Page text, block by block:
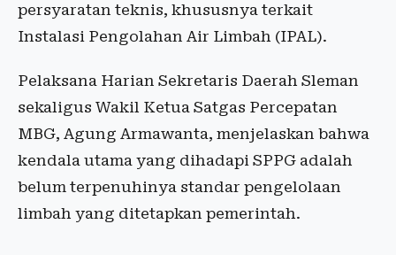
persyaratan teknis, khususnya terkait
Instalasi Pengolahan Air Limbah (IPAL).
Pelaksana Harian Sekretaris Daerah Sleman
sekaligus Wakil Ketua Satgas Percepatan
MBG, Agung Armawanta, menjelaskan bahwa
kendala utama yang dihadapi SPPG adalah
belum terpenuhinya standar pengelolaan
limbah yang ditetapkan pemerintah.